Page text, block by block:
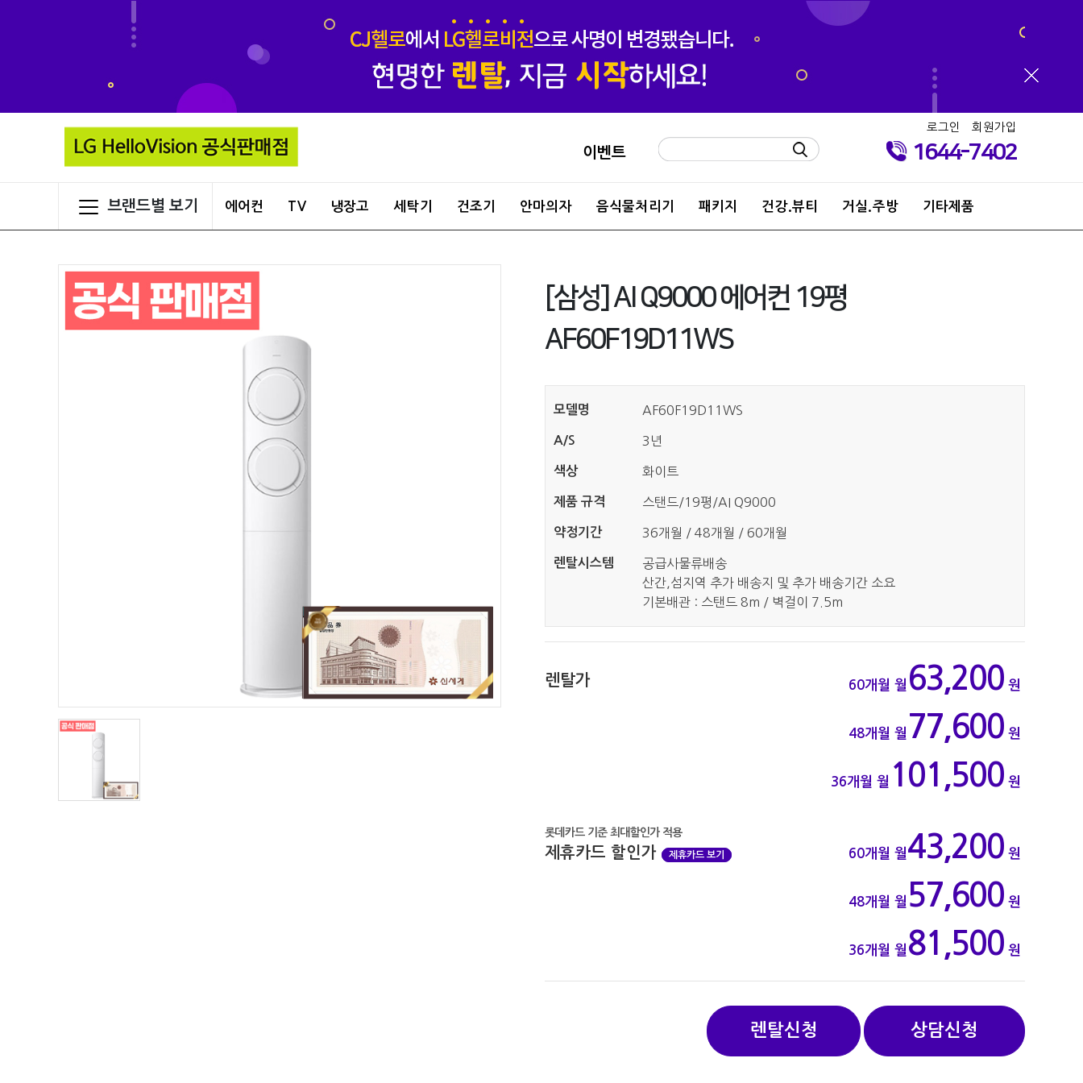
이벤트 1644-7402
로그인 회원가입
브랜드별 보기 에어컨 TV 냉장고 세탁기 건조기 안마의자 음식물처리기 패키지 건강.뷰티 거실.주방 기타제품
[삼성] AI Q9000 에어컨 19평
AF60F19D11WS
모델명 AF60F19D11WS
A/S 3년
색상 화이트
제품 규격 스탠드/19평/AI Q9000
약정기간 36개월 / 48개월 / 60개월
렌탈시스템
공급사물류배송
산간,섬지역 추가 배송지 및 추가 배송기간 소요
기본배관 : 스탠드 8m / 벽걸이 7.5m
렌탈가 60개월 월 63,200 원
48개월 월 77,600 원
36개월 월 101,500 원
롯데카드 기준 최대할인가 적용
제휴카드 할인가 제휴카드 보기 60개월 월43,200 원
48개월 월 57,600 원
36개월 월 81,500 원
렌탈신청 상담신청